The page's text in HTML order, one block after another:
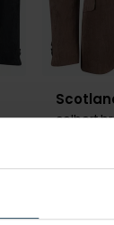
colbert
€